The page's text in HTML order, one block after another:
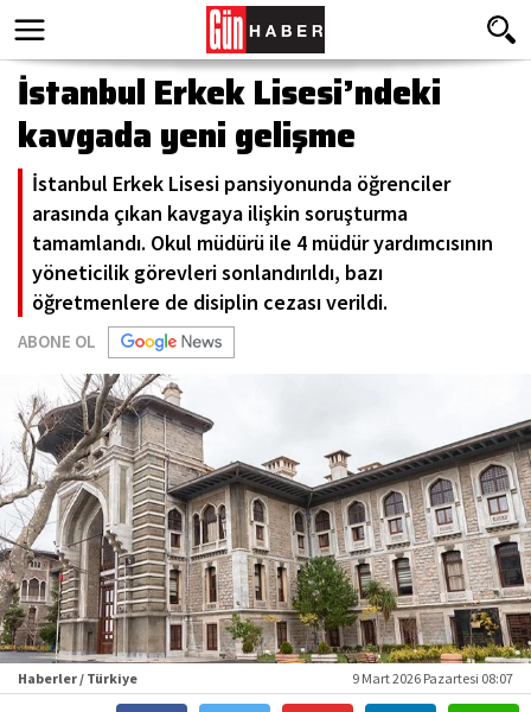
İstanbul Erkek Lisesi’ndeki
kavgada yeni gelişme
İstanbul Erkek Lisesi pansiyonunda öğrenciler
arasında çıkan kavgaya ilişkin soruşturma
tamamlandı. Okul müdürü ile 4 müdür yardımcısının
yöneticilik görevleri sonlandırıldı, bazı
öğretmenlere de disiplin cezası verildi.
ABONE OL
Haberler / Türkiye 9 Mart 2026 Pazartesi 08:07